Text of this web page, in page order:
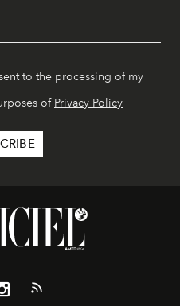
to the processing of my
of Privacy Policy